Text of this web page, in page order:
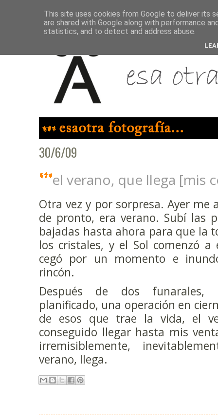
30/6/09
el verano, que llega [mis
Otra vez y por sorpresa. Ayer me
de pronto, era verano. Subí las
bajadas hasta ahora para que la
los cristales, y el Sol comenzó
cegó por un momento e
rincón.
Después de dos
planificado, una operación en
de esos que trae la vida, el
conseguido llegar hasta mis
irremisiblemente,
verano, llega.
This site uses cookies from Google to deliver its
are shared with Google along with performance
statistics, and to detect and address abuse.